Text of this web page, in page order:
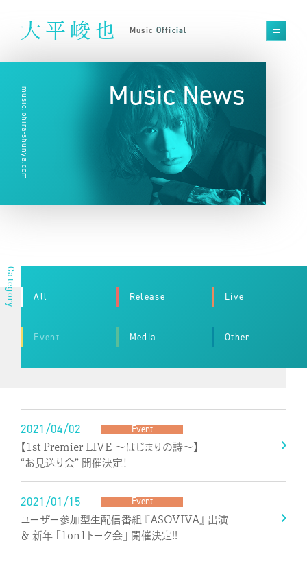
大平峻也 Music Official
Music News
music.ohira-shunya.com
All Release Live
Event Media Other
2021/04/02 Event
【1st Premier LIVE ～はじまりの詩～】
“お見送り会” 開催決定！
2021/01/15 Event
ユーザー参加型生配信番組 『ASOVIVA』 出演
＆ 新年 「1on1トーク会」 開催決定!!